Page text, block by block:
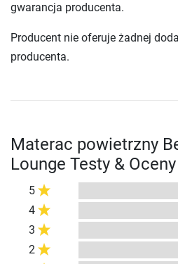
gwarancja producenta.
Producent nie oferuje żadnej
producenta.
Materac powietrzny
Lounge Testy & Oceny
5
4
3
2